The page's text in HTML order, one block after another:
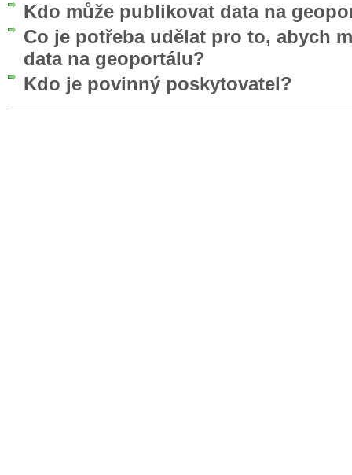
Kdo může publikovat data na
Co je potřeba udělat pro to, abych
data na geoportálu?
Kdo je povinný poskytovatel?